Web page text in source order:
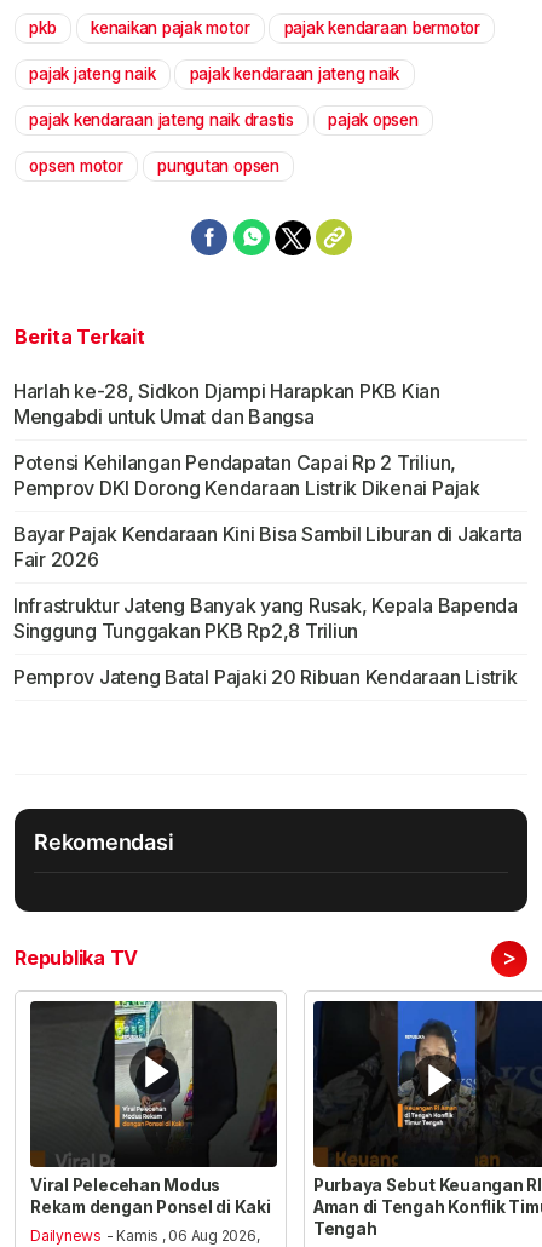
Mute
pkb kenaikan pajak motor pajak kendaraan bermotor
pajak jateng naik pajak kendaraan jateng naik
pajak kendaraan jateng naik drastis pajak opsen
opsen motor pungutan opsen
Berita Terkait
Harlah ke-28, Sidkon Djampi Harapkan PKB Kian
Mengabdi untuk Umat dan Bangsa
Potensi Kehilangan Pendapatan Capai Rp 2 Triliun,
Pemprov DKI Dorong Kendaraan Listrik Dikenai Pajak
Bayar Pajak Kendaraan Kini Bisa Sambil Liburan di Jakarta
Fair 2026
Infrastruktur Jateng Banyak yang Rusak, Kepala Bapenda
Singgung Tunggakan PKB Rp2,8 Triliun
Pemprov Jateng Batal Pajaki 20 Ribuan Kendaraan Listrik
Rekomendasi
Republika TV >
Viral Pelecehan Modus
Rekam dengan Ponsel di Kaki
Dailynews - Kamis , 06 Aug 2026,
Purbaya Sebut Keuangan RI
Aman di Tengah Konflik
Tengah